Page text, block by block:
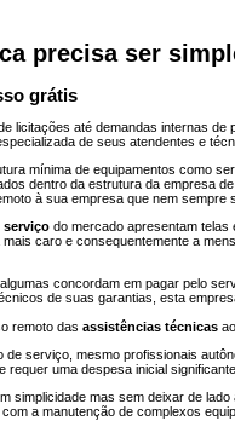
precisa ser
grátis
licitações até demandas internas
de seus atendentes e
mínima de equipamentos como
dentro da estrutura da empresa
à sua empresa que nem sempre
serviço do mercado apresentam
mais caro e consequentemente a
concordam em pagar pelo
de suas garantias, esta
remoto dasassistências técnicas
serviço, mesmo profissionais
uma despesa inicial significante.
simplicidade mas sem deixar de
a manutenção de complexos